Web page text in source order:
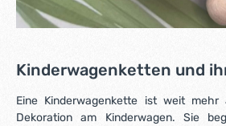
Kinderwagenketten und
Eine Kinderwagenkette ist weit
Dekoration am Kinderwagen. Sie